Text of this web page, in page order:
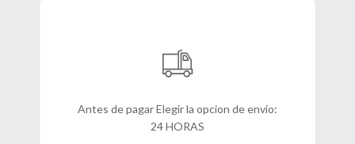
Antes de pagar Elegir la opcion de envio:
24 HORAS